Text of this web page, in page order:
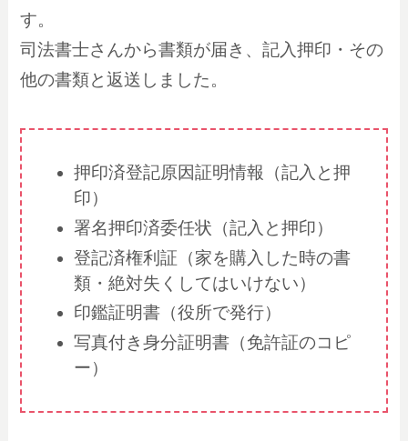
す。
司法書士さんから書類が届き、記入押印・その
他の書類と返送しました。
押印済登記原因証明情報（記入と押
印）
署名押印済委任状（記入と押印）
登記済権利証（家を購入した時の書
類・絶対失くしてはいけない）
印鑑証明書（役所で発行）
写真付き身分証明書（免許証のコピ
ー）